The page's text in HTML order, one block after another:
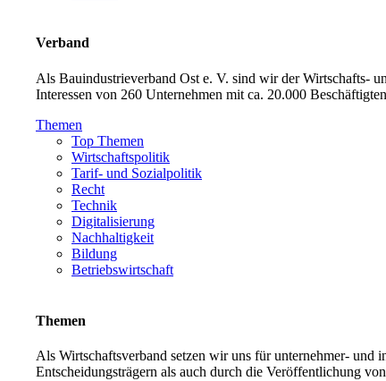
Verband
Als Bauindustrieverband Ost e. V. sind wir der Wirtschafts-
Interessen von 260 Unternehmen mit ca. 20.000
Themen
Top Themen
Wirtschaftspolitik
Tarif- und Sozialpolitik
Recht
Technik
Digitalisierung
Nachhaltigkeit
Bildung
Betriebswirtschaft
Themen
Als Wirtschaftsverband setzen wir uns für unternehmer- und
Entscheidungsträgern als auch durch die Veröffentlichung